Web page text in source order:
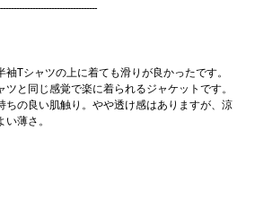
Tシャツの上に着ても滑りが良かったです。
と同じ感覚で楽に着られるジャケットです。
ちの良い肌触り。やや透け感はありますが、涼
薄さ。